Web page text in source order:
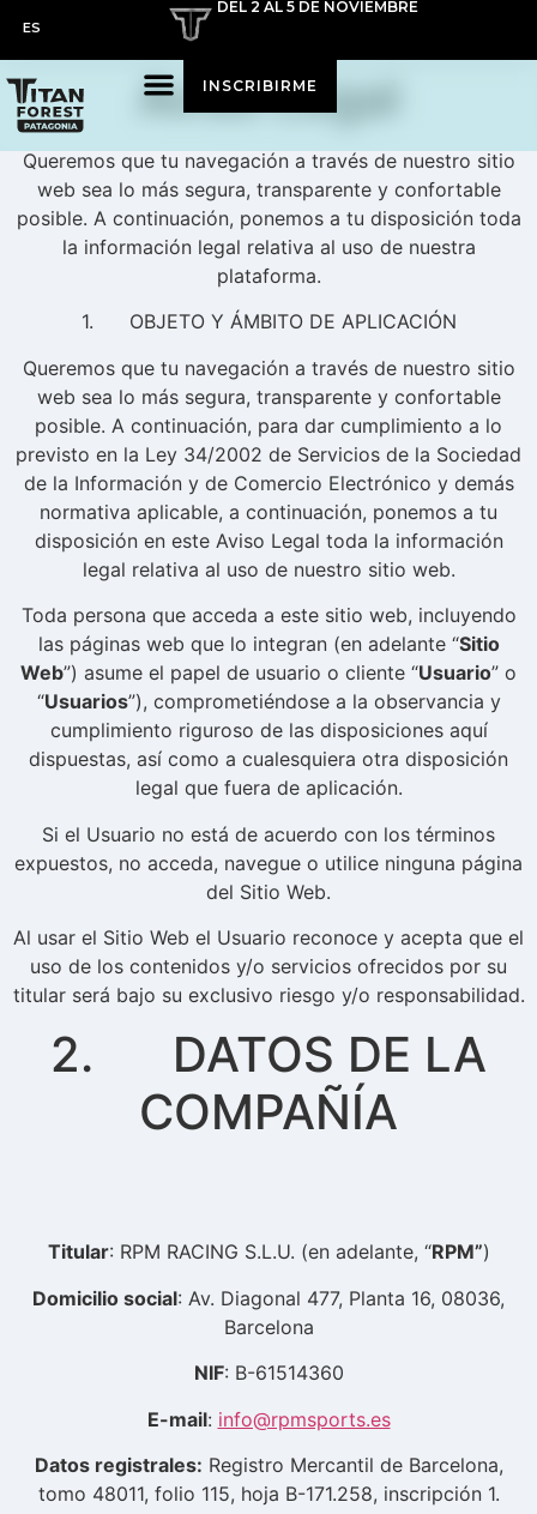
ES
DEL 2 AL 5 DE NOVIEMBRE
INSCRIBIRME
Aviso Legal
Queremos que tu navegación a través de nuestro sitio
web sea lo más segura, transparente y confortable
posible. A continuación, ponemos a tu disposición toda
la información legal relativa al uso de nuestra
plataforma.
1. OBJETO Y ÁMBITO DE APLICACIÓN
Queremos que tu navegación a través de nuestro sitio
web sea lo más segura, transparente y confortable
posible. A continuación, para dar cumplimiento a lo
previsto en la Ley 34/2002 de Servicios de la Sociedad
de la Información y de Comercio Electrónico y demás
normativa aplicable, a continuación, ponemos a tu
disposición en este Aviso Legal toda la información
legal relativa al uso de nuestro sitio web.
Toda persona que acceda a este sitio web, incluyendo
las páginas web que lo integran (en adelante “Sitio
Web”) asume el papel de usuario o cliente “Usuario” o
“Usuarios”), comprometiéndose a la observancia y
cumplimiento riguroso de las disposiciones aquí
dispuestas, así como a cualesquiera otra disposición
legal que fuera de aplicación.
Si el Usuario no está de acuerdo con los términos
expuestos, no acceda, navegue o utilice ninguna página
del Sitio Web.
Al usar el Sitio Web el Usuario reconoce y acepta que el
uso de los contenidos y/o servicios ofrecidos por su
titular será bajo su exclusivo riesgo y/o responsabilidad.
2. DATOS DE LA
COMPAÑÍA
Titular: RPM RACING S.L.U. (en adelante, “RPM”)
Domicilio social: Av. Diagonal 477, Planta 16, 08036,
Barcelona
NIF: B-61514360
E-mail: info@rpmsports.es
Datos registrales: Registro Mercantil de Barcelona,
tomo 48011, folio 115, hoja B-171.258, inscripción 1.